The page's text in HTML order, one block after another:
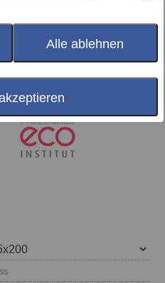
Alle ablehnen